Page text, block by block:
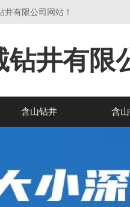
有限公司网站！
钻井有限
含山钻井 含